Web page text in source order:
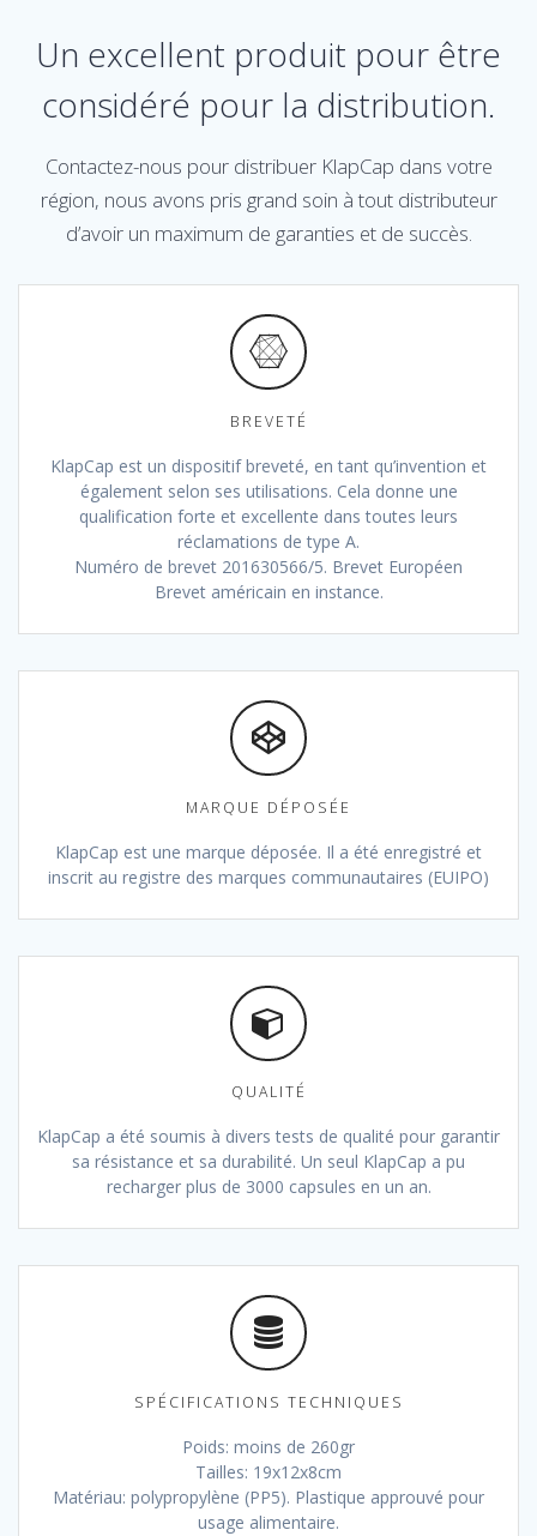
Un excellent produit pour être
considéré pour la distribution.
Contactez-nous pour distribuer KlapCap dans votre
région, nous avons pris grand soin à tout distributeur
d’avoir un maximum de garanties et de succès.
BREVETÉ
KlapCap est un dispositif breveté, en tant qu’invention et
également selon ses utilisations. Cela donne une
qualification forte et excellente dans toutes leurs
réclamations de type A.
Numéro de brevet 201630566/5. Brevet Européen
Brevet américain en instance.
MARQUE DÉPOSÉE
KlapCap est une marque déposée. Il a été enregistré et
inscrit au registre des marques communautaires (EUIPO)
QUALITÉ
KlapCap a été soumis à divers tests de qualité pour garantir
sa résistance et sa durabilité. Un seul KlapCap a pu
recharger plus de 3000 capsules en un an.
SPÉCIFICATIONS TECHNIQUES
Poids: moins de 260gr
Tailles: 19x12x8cm
Matériau: polypropylène (PP5). Plastique approuvé pour
usage alimentaire.